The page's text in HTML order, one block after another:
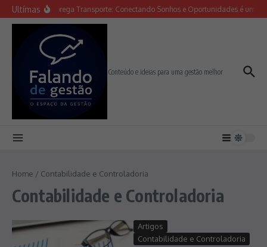
Ir para o conteúdo
Ultímas
Feira Emprega Transporte: Conectando Sonhos e Oportunidades é um
Conteúdo e ideias para uma gestão melhor
Home / Contabilidade e Controladoria
Contabilidade e Controladoria
Artigos
Contabilidade e Controladoria